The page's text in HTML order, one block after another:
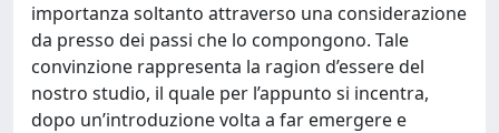
importanza soltanto attraverso una considerazione
da presso dei passi che lo compongono. Tale
convinzione rappresenta la ragion d’essere del
nostro studio, il quale per l’appunto si incentra,
dopo un’introduzione volta a far emergere e